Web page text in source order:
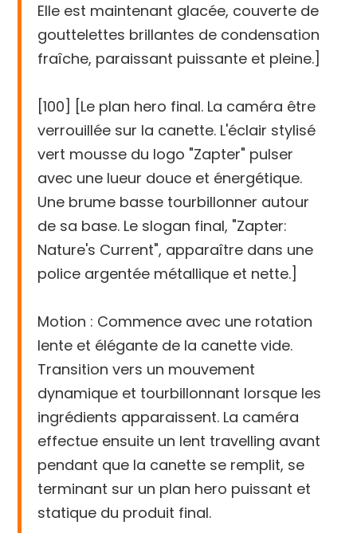
Elle est maintenant glacée, couverte de
gouttelettes brillantes de condensation
fraîche, paraissant puissante et pleine.]
[100] [Le plan hero final. La caméra être
verrouillée sur la canette. L'éclair stylisé
vert mousse du logo "Zapter" pulser
avec une lueur douce et énergétique.
Une brume basse tourbillonner autour
de sa base. Le slogan final, "Zapter:
Nature's Current", apparaître dans une
police argentée métallique et nette.]
Motion : Commence avec une rotation
lente et élégante de la canette vide.
Transition vers un mouvement
dynamique et tourbillonnant lorsque les
ingrédients apparaissent. La caméra
effectue ensuite un lent travelling avant
pendant que la canette se remplit, se
terminant sur un plan hero puissant et
statique du produit final.